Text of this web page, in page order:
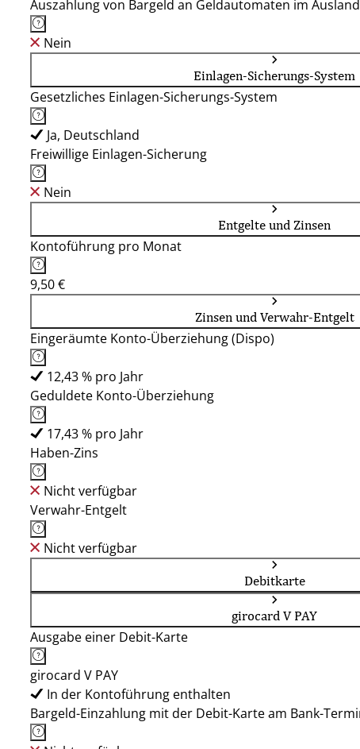
Auszahlung von Bargeld an Geldautomaten im
Nein
Einlagen-Sicherungs-System
Gesetzliches Einlagen-Sicherungs-System
Ja, Deutschland
Freiwillige Einlagen-Sicherung
Nein
Entgelte und Zinsen
Kontoführung pro Monat
9,50 €
Zinsen und Verwahr-Entgelt
Eingeräumte Konto-Überziehung (Dispo)
12,43 % pro Jahr
Geduldete Konto-Überziehung
17,43 % pro Jahr
Haben-Zins
Nicht verfügbar
Verwahr-Entgelt
Nicht verfügbar
Debitkarte
girocard V PAY
Ausgabe einer Debit-Karte
girocard V PAY
In der Kontoführung enthalten
Bargeld-Einzahlung mit der Debit-Karte am Bank-